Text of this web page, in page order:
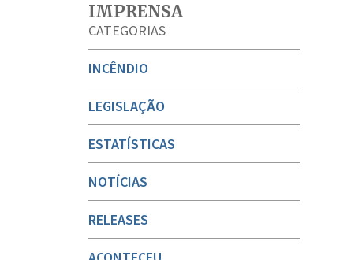
IMPRENSA
CATEGORIAS
INCÊNDIO
LEGISLAÇÃO
ESTATÍSTICAS
NOTÍCIAS
RELEASES